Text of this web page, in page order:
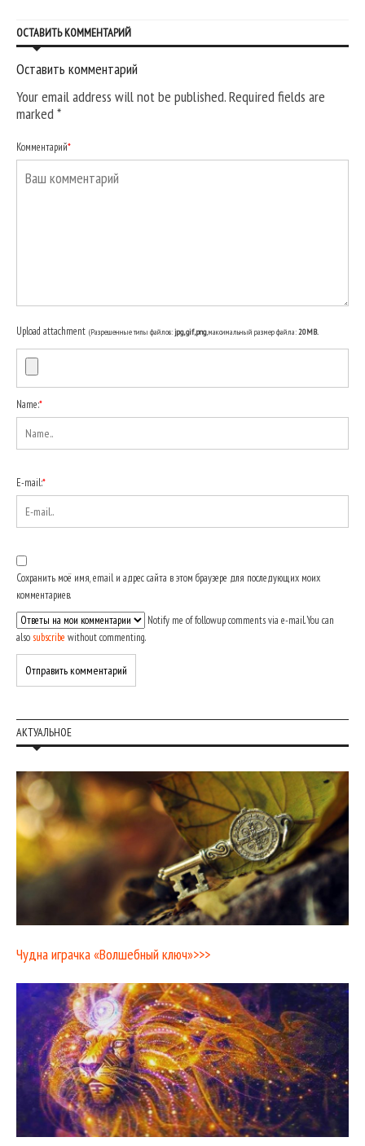
ОСТАВИТЬ КОММЕНТАРИЙ
Оставить комментарий
Your email address will not be published. Required fields are
marked*
Комментарий*
Upload attachment (Разрешенные типы файлов:jpg, gif, png, максимальный размер файла:20MB.
Name:*
E-mail:*
Сохранить моё имя, email и адрес сайта в этом браузере для последующих моих
комментариев.
Notify me of followup comments via e-mail. You can
also subscribe without commenting.
АКТУАЛЬНОЕ
Чудна играчка «Волшебный ключ»>>>